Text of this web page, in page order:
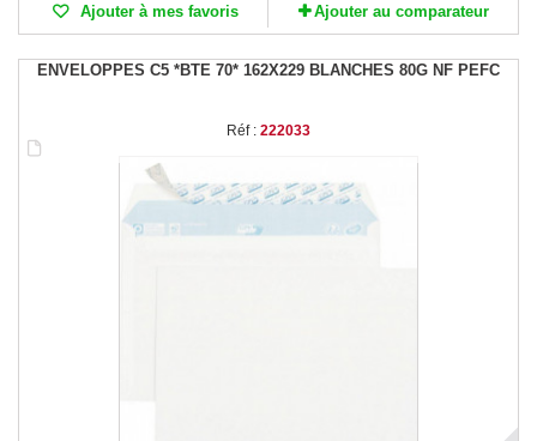
Ajouter à mes favoris Ajouter au comparateur
ENVELOPPES C5 *BTE 70* 162X229 BLANCHES 80G NF PEFC
Réf : 222033